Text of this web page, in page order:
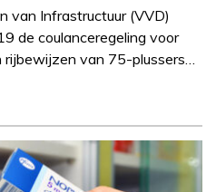
van Infrastructuur (VVD)
de coulanceregeling voor
rijbewijzen van 75-plussers…